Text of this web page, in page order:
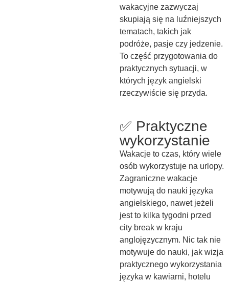
wakacyjne zazwyczaj
skupiają się na luźniejszych
tematach, takich jak
podróże, pasje czy jedzenie.
To część przygotowania do
praktycznych sytuacji, w
których język angielski
rzeczywiście się przyda.
✅ Praktyczne
wykorzystanie
Wakacje to czas, który wiele
osób wykorzystuje na urlopy.
Zagraniczne wakacje
motywują do nauki języka
angielskiego, nawet jeżeli
jest to kilka tygodni przed
city break w kraju
anglojęzycznym. Nic tak nie
motywuje do nauki, jak wizja
praktycznego wykorzystania
języka w kawiarni, hotelu